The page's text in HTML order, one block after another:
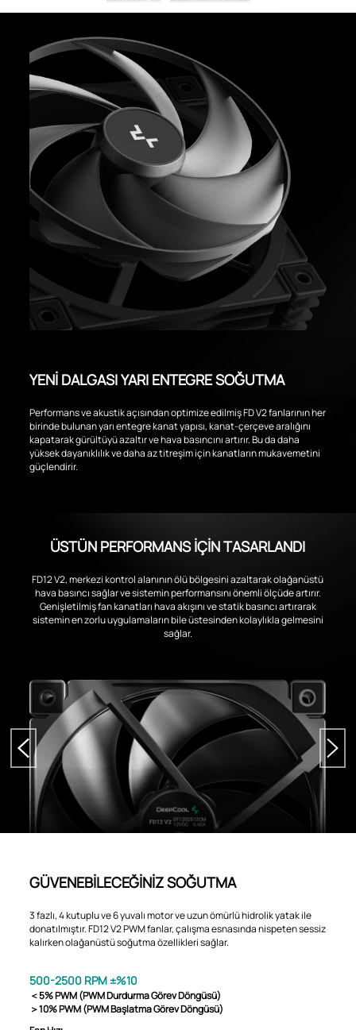
YENİ DALGASI YARI ENTEGRE SOĞUTMA
Performans ve akustik açısından optimize edilmiş FD V2 fanlarının her
birinde bulunan yarı entegre kanat yapısı, kanat-çerçeve aralığını
kapatarak gürültüyü azaltır ve hava basıncını artırır. Bu da daha
yüksek dayanıklılık ve daha az titreşim için kanatların mukavemetini
güçlendirir.
ÜSTÜN PERFORMANS İÇİN TASARLANDI
FD12 V2, merkezi kontrol alanının ölü bölgesini azaltarak olağanüstü
hava basıncı sağlar ve sistemin performansını önemli ölçüde artırır.
Genişletilmiş fan kanatları hava akışını ve statik basıncı artırarak
sistemin en zorlu uygulamaların bile üstesinden kolaylıkla gelmesini
sağlar.
GÜVENEBİLECEĞİNİZ SOĞUTMA
3 fazlı, 4 kutuplu ve 6 yuvalı motor ve uzun ömürlü hidrolik yatak ile
donatılmıştır. FD12 V2 PWM fanlar, çalışma esnasında nispeten sessiz
kalırken olağanüstü soğutma özellikleri sağlar.
500-2500 RPM ±%10
＜5% PWM (PWM Durdurma Görev Döngüsü)
＞10% PWM (PWM Başlatma Görev Döngüsü)